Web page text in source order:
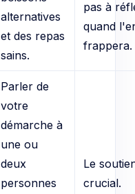
alternatives
et des repas
sains.
pas à
quand
frappera.
Parler de
votre
démarche à
une ou
deux
personnes
Le
crucial.